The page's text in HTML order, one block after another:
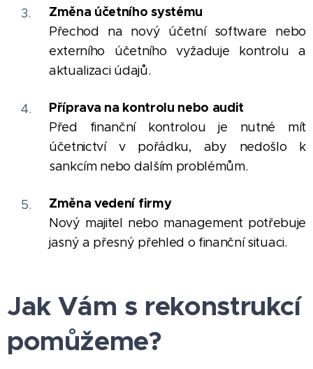
Změna účetního systému
Přechod na nový účetní software nebo
externího účetního vyžaduje kontrolu a
aktualizaci údajů.
Příprava na kontrolu nebo audit
Před finanční kontrolou je nutné mít
účetnictví v pořádku, aby nedošlo k
sankcím nebo dalším problémům.
Změna vedení firmy
Nový majitel nebo management potřebuje
jasný a přesný přehled o finanční situaci.
Jak Vám s rekonstrukcí
pomůžeme?